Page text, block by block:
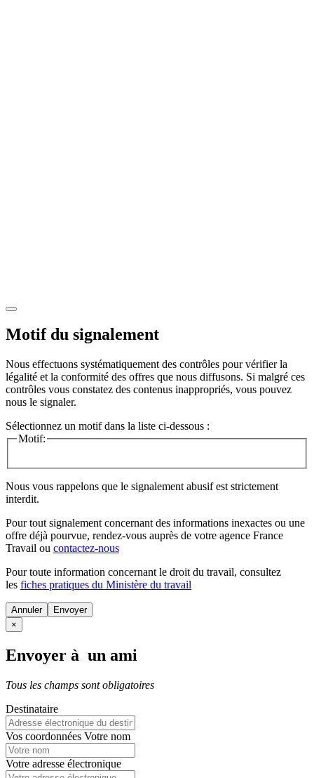
Motif du signalement
Nous effectuons systématiquement des contrôles pour vérifier la
légalité et la conformité des offres que nous diffusons. Si malgré ces
contrôles vous constatez des contenus inappropriés, vous pouvez
nous le signaler.
Sélectionnez un motif dans la liste ci-dessous :
Motif:
Nous vous rappelons que le signalement abusif est strictement
interdit.
Pour tout signalement concernant des informations inexactes ou une
offre déjà pourvue, rendez-vous auprès de votre agence France
Travail ou contactez-nous
Pour toute information concernant le droit du travail, consultez
les fiches pratiques du Ministère du travail
Annuler
×
Envoyer à un ami
Tous les champs sont obligatoires
Destinataire
Vos coordonnées Votre nom
Votre adresse électronique